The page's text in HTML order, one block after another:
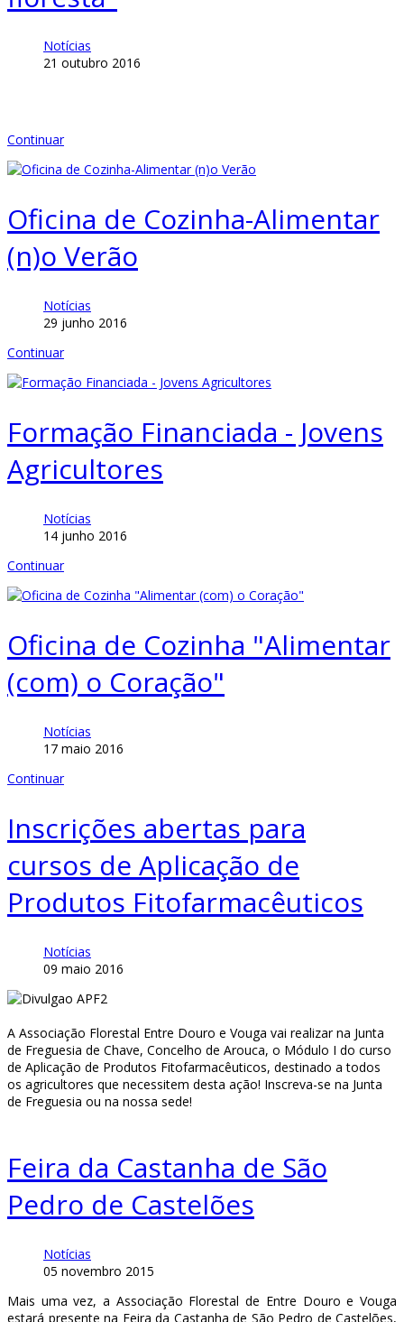
Notícias
21 outubro 2016
Continuar
Oficina de Cozinha-Alimentar
(n)o Verão
Notícias
29 junho 2016
Continuar
Formação Financiada - Jovens
Agricultores
Notícias
14 junho 2016
Continuar
Oficina de Cozinha "Alimentar
(com) o Coração"
Notícias
17 maio 2016
Continuar
Inscrições abertas para
cursos de Aplicação de
Produtos Fitofarmacêuticos
Notícias
09 maio 2016
A Associação Florestal Entre Douro e Vouga vai realizar na Junta
de Freguesia de Chave, Concelho de Arouca, o Módulo I do curso
de Aplicação de Produtos Fitofarmacêuticos, destinado a todos
os agricultores que necessitem desta ação! Inscreva-se na Junta
de Freguesia ou na nossa sede!
Feira da Castanha de São
Pedro de Castelões
Notícias
05 novembro 2015
Mais uma vez, a Associação Florestal de Entre Douro e Vouga
estará presente na Feira da Castanha de São Pedro de Castelões,